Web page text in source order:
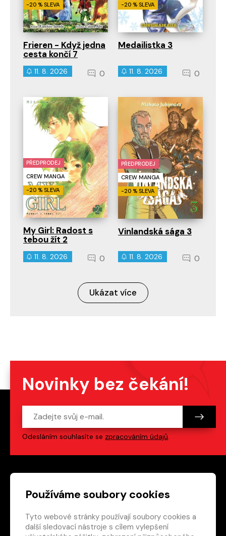
Používáme soubory cookies
Tyto webové stránky používají soubory cookies a
další sledovací nástroje s cílem vylepšení
-20 % SLEVA
Frieren - Když jedna
cesta končí 7
11. 8. 2026 0
-20 % SLEVA
Medailistka 3
11. 8. 2026 0
PŘEDPRODEJ
CREW MANGA
-20 % SLEVA
My Girl: Radost s
tebou žít 2
11. 8. 2026 0
PŘEDPRODEJ
CREW MANGA
-20 % SLEVA
Vinlandská sága 3
11. 8. 2026 0
Ukázat více
Novinky bez čekání!
Odesláním souhlasíte se zpracováním údajů.
Patička webu Odkazy na sociální
Vedlejší navigace
redakce@crew.cz